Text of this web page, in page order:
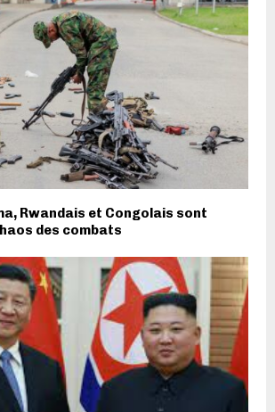
Rwandais et Congolais sont
des combats